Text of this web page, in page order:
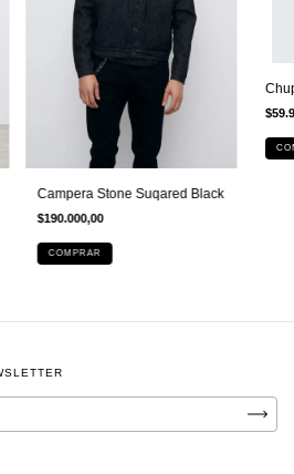
Campera Stone Suqared Black
$190.000,00
COMPRAR